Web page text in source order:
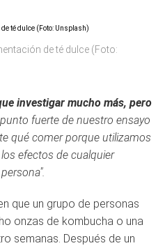
de té dulce (Foto:
investigar mucho más, pero
fuerte de nuestro ensayo
qué comer porque utilizamos
efectos de cualquier
que un grupo de personas
onzas de kombucha o una
semanas. Después de un